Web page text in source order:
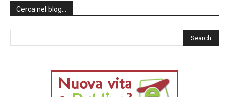
Cerca nel blog…